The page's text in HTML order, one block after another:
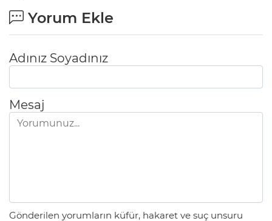
Yorum Ekle
Adınız Soyadınız
Mesaj
Gönderilen yorumların küfür, hakaret ve suç unsuru